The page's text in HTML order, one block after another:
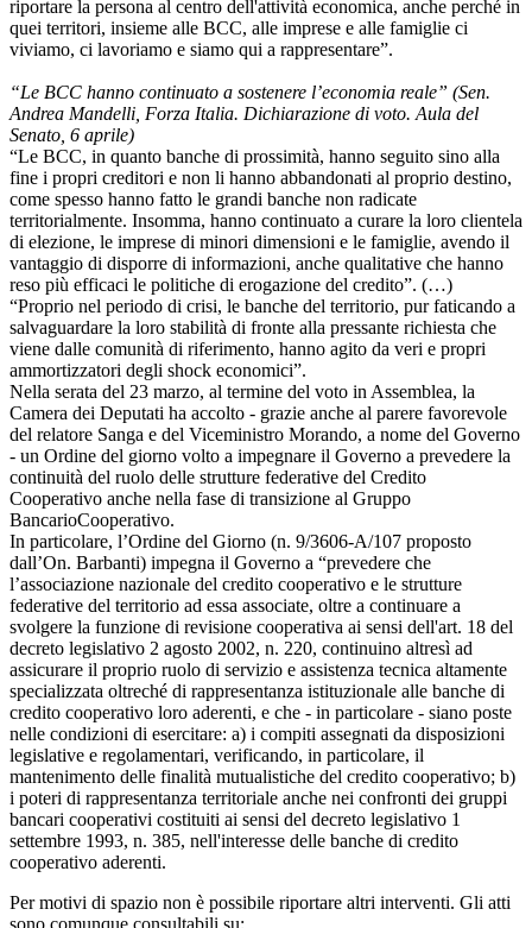
riportare la persona al centro dell'attività economica, anche perché in
quei territori, insieme alle BCC, alle imprese e alle famiglie ci
viviamo, ci lavoriamo e siamo qui a rappresentare”.
“Le BCC hanno continuato a sostenere l’economia reale” (Sen.
Andrea Mandelli, Forza Italia. Dichiarazione di voto. Aula del
Senato, 6 aprile)
“Le BCC, in quanto banche di prossimità, hanno seguito sino alla
fine i propri creditori e non li hanno abbandonati al proprio destino,
come spesso hanno fatto le grandi banche non radicate
territorialmente. Insomma, hanno continuato a curare la loro clientela
di elezione, le imprese di minori dimensioni e le famiglie, avendo il
vantaggio di disporre di informazioni, anche qualitative che hanno
reso più efficaci le politiche di erogazione del credito”. (…)
“Proprio nel periodo di crisi, le banche del territorio, pur faticando a
salvaguardare la loro stabilità di fronte alla pressante richiesta che
viene dalle comunità di riferimento, hanno agito da veri e propri
ammortizzatori degli shock economici”.
Nella serata del 23 marzo, al termine del voto in Assemblea, la
Camera dei Deputati ha accolto - grazie anche al parere favorevole
del relatore Sanga e del Viceministro Morando, a nome del Governo
- un Ordine del giorno volto a impegnare il Governo a prevedere la
continuità del ruolo delle strutture federative del Credito
Cooperativo anche nella fase di transizione al Gruppo
BancarioCooperativo.
In particolare, l’Ordine del Giorno (n. 9/3606-A/107 proposto
dall’On. Barbanti) impegna il Governo a “prevedere che
l’associazione nazionale del credito cooperativo e le strutture
federative del territorio ad essa associate, oltre a continuare a
svolgere la funzione di revisione cooperativa ai sensi dell'art. 18 del
decreto legislativo 2 agosto 2002, n. 220, continuino altresì ad
assicurare il proprio ruolo di servizio e assistenza tecnica altamente
specializzata oltreché di rappresentanza istituzionale alle banche di
credito cooperativo loro aderenti, e che - in particolare - siano poste
nelle condizioni di esercitare: a) i compiti assegnati da disposizioni
legislative e regolamentari, verificando, in particolare, il
mantenimento delle finalità mutualistiche del credito cooperativo; b)
i poteri di rappresentanza territoriale anche nei confronti dei gruppi
bancari cooperativi costituiti ai sensi del decreto legislativo 1
settembre 1993, n. 385, nell'interesse delle banche di credito
cooperativo aderenti.
Per motivi di spazio non è possibile riportare altri interventi. Gli atti
sono comunque consultabili su: